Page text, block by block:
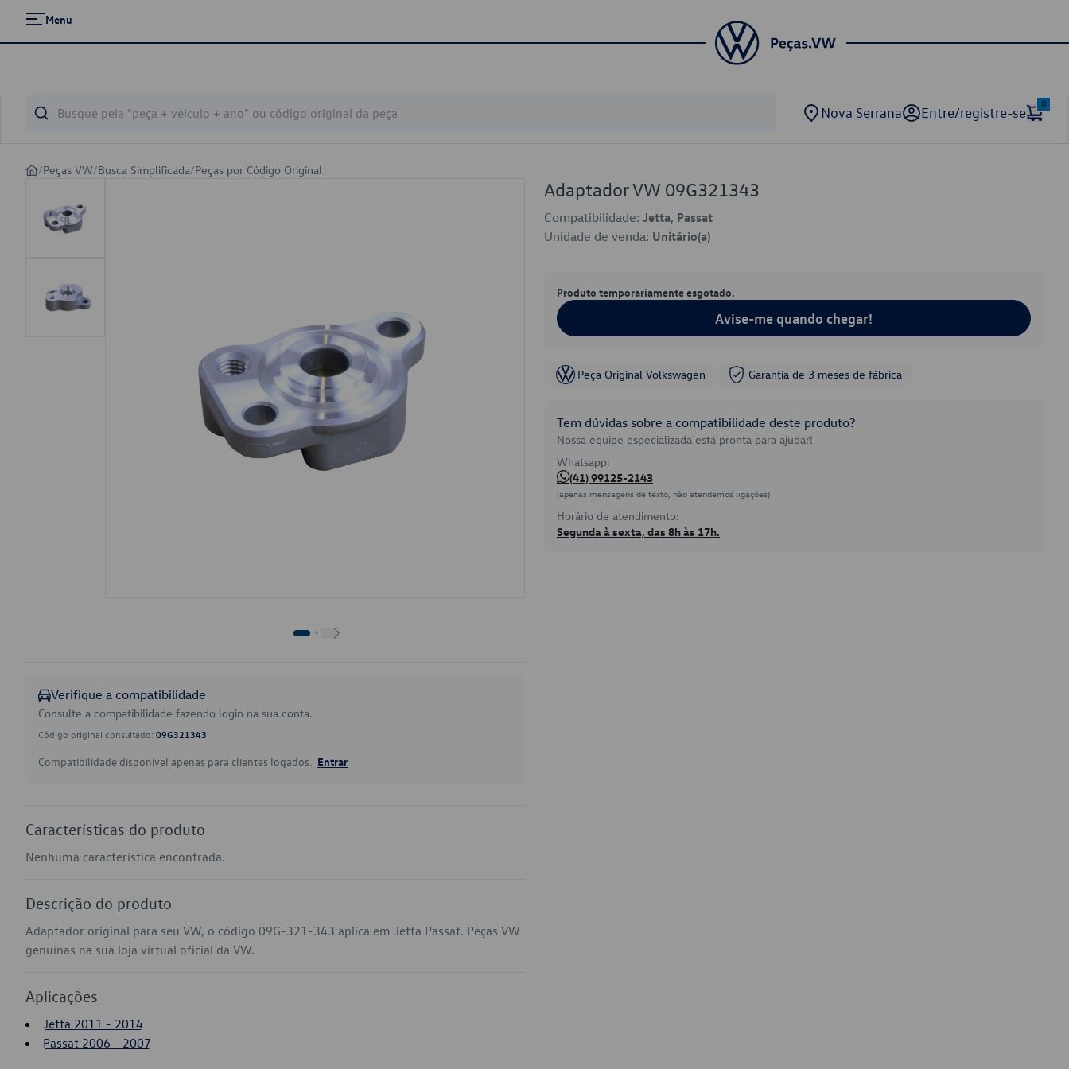
Menu
Nova Serrana Entre/registre-se
0
/Peças VW/Busca Simplificada/Peças por Código Original
Verifique a compatibilidade
Consulte a compatibilidade fazendo login na sua conta.
Código original consultado: 09G321343
Compatibilidade disponível apenas para clientes logados. Entrar
Características do produto
Nenhuma característica encontrada.
Descrição do produto
Adaptador original para seu VW, o código 09G-321-343 aplica em Jetta Passat. Peças VW
genuínas na sua loja virtual oficial da VW.
Aplicações
Jetta 2011 - 2014
Passat 2006 - 2007
Adaptador VW 09G321343
Compatibilidade: Jetta, Passat
Unidade de venda: Unitário(a)
Produto temporariamente esgotado.
Avise-me quando chegar!
Peça Original Volkswagen Garantia de 3 meses de fábrica
Tem dúvidas sobre a compatibilidade deste produto?
Nossa equipe especializada está pronta para ajudar!
Whatsapp:
(41) 99125-2143
(apenas mensagens de texto, não atendemos ligações)
Horário de atendimento:
Segunda à sexta, das 8h às 17h.